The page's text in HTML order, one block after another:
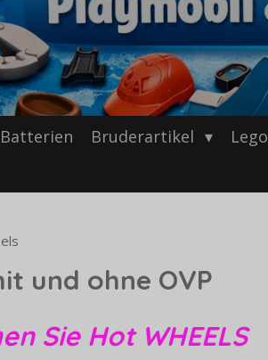
Batterien Bruderartikel Lego
und ohne OVP
Sie Hot WHEELS